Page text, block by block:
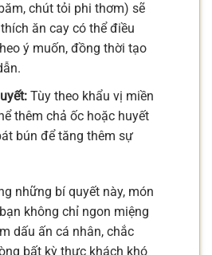
chút tỏi phi thơm) sẽ
ăn cay có thể điều
ý muốn, đồng thời tạo
Tùy theo khẩu vị miền
thêm chả ốc hoặc huyết
bún để tăng thêm sự
những bí quyết này, món
không chỉ ngon miệng
dấu ấn cá nhân, chắc
bất kỳ thực khách khó